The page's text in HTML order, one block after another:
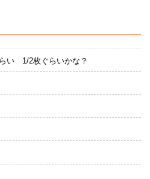
い 1/2枚ぐらいかな？